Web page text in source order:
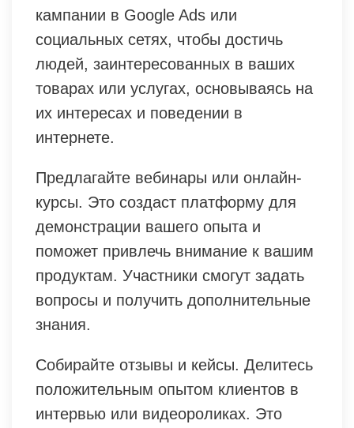
кампании в Google Ads или
социальных сетях, чтобы достичь
людей, заинтересованных в ваших
товарах или услугах, основываясь на
их интересах и поведении в
интернете.
Предлагайте вебинары или онлайн-
курсы. Это создаст платформу для
демонстрации вашего опыта и
поможет привлечь внимание к вашим
продуктам. Участники смогут задать
вопросы и получить дополнительные
знания.
Собирайте отзывы и кейсы. Делитесь
положительным опытом клиентов в
интервью или видеороликах. Это